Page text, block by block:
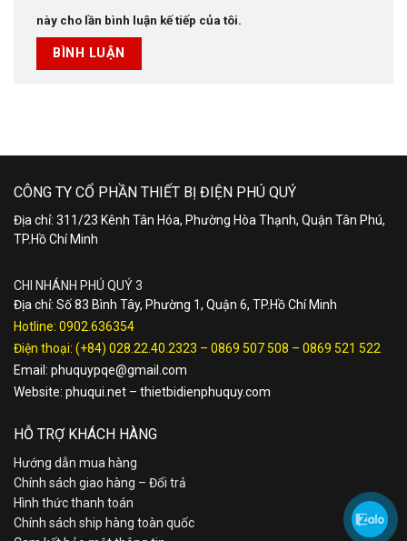
này cho lần bình luận kế tiếp của tôi.
CÔNG TY CỔ PHẦN THIẾT BỊ ĐIỆN PHÚ QUÝ
Địa chỉ: 311/23 Kênh Tân Hóa, Phường Hòa Thạnh, Quận Tân Phú,
TP.Hồ Chí Minh
CHI NHÁNH PHÚ QUÝ 3
Địa chỉ: Số 83 Bình Tây, Phường 1, Quận 6, TP.Hồ Chí Minh
Hotline: 0902.636354
Điện thoại: (+84) 028.22.40.2323 – 0869 507 508 – 0869 521 522
Email: phuquypqe@gmail.com
Website: phuqui.net – thietbidienphuquy.com
HỖ TRỢ KHÁCH HÀNG
Hướng dẫn mua hàng
Chính sách giao hàng – Đổi trả
Hình thức thanh toán
Chính sách ship hàng toàn quốc